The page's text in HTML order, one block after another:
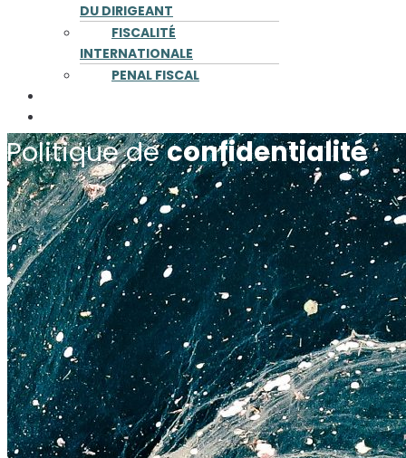
DU DIRIGEANT
FISCALITÉ
INTERNATIONALE
PENAL FISCAL
Politique deconfidentialité